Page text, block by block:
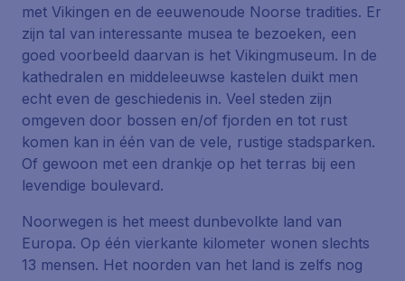
met Vikingen en de eeuwenoude Noorse tradities. Er
zijn tal van interessante musea te bezoeken, een
goed voorbeeld daarvan is het Vikingmuseum. In de
kathedralen en middeleeuwse kastelen duikt men
echt even de geschiedenis in. Veel steden zijn
omgeven door bossen en/of fjorden en tot rust
komen kan in één van de vele, rustige stadsparken.
Of gewoon met een drankje op het terras bij een
levendige boulevard.
Noorwegen is het meest dunbevolkte land van
Europa. Op één vierkante kilometer wonen slechts
13 mensen. Het noorden van het land is zelfs nog